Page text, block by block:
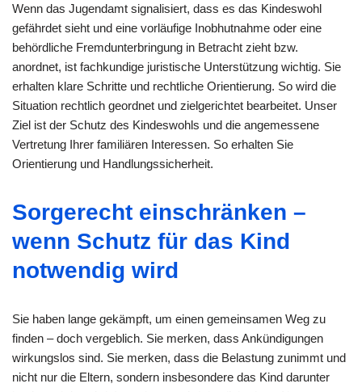
Wenn das Jugendamt signalisiert, dass es das Kindeswohl
gefährdet sieht und eine vorläufige Inobhutnahme oder eine
behördliche Fremdunterbringung in Betracht zieht bzw.
anordnet, ist fachkundige juristische Unterstützung wichtig. Sie
erhalten klare Schritte und rechtliche Orientierung. So wird die
Situation rechtlich geordnet und zielgerichtet bearbeitet. Unser
Ziel ist der Schutz des Kindeswohls und die angemessene
Vertretung Ihrer familiären Interessen. So erhalten Sie
Orientierung und Handlungssicherheit.
Sorgerecht einschränken –
wenn Schutz für das Kind
notwendig wird
Sie haben lange gekämpft, um einen gemeinsamen Weg zu
finden – doch vergeblich. Sie merken, dass Ankündigungen
wirkungslos sind. Sie merken, dass die Belastung zunimmt und
nicht nur die Eltern, sondern insbesondere das Kind darunter